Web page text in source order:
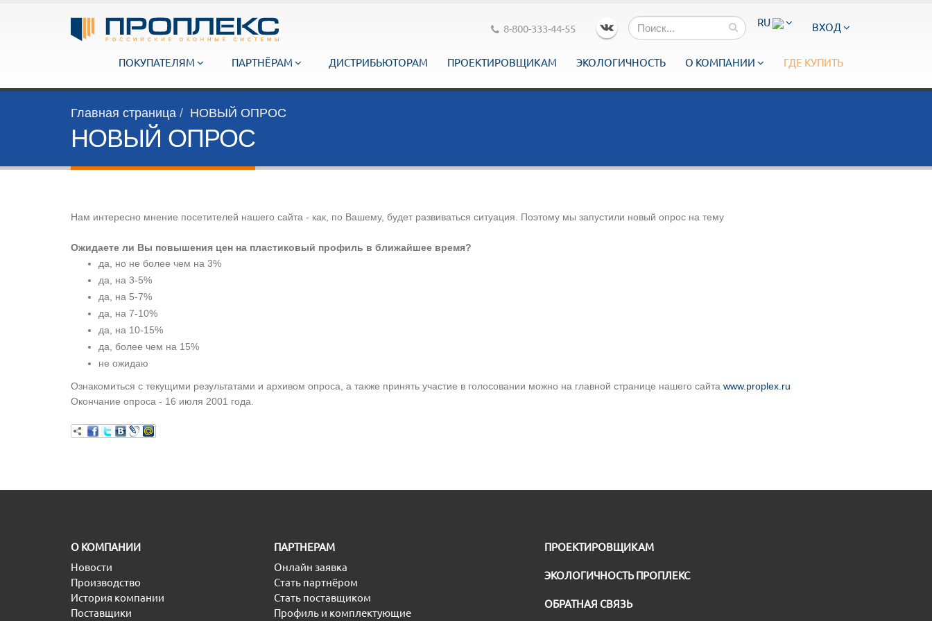
RU ВХОД
8-800-333-44-55
ПОКУПАТЕЛЯМ ПАРТНЁРАМ ДИСТРИБЬЮТОРАМ ПРОЕКТИРОВЩИКАМ ЭКОЛОГИЧНОСТЬ О КОМПАНИИ ГДЕ КУПИТЬ
Главная страница НОВЫЙ ОПРОС
НОВЫЙ ОПРОС
Нам интересно мнение посетителей нашего сайта - как, по Вашему, будет развиваться ситуация. Поэтому мы запустили новый опрос на тему
Ожидаете ли Вы повышения цен на пластиковый профиль в ближайшее время?
да, но не более чем на 3%
да, на 3-5%
да, на 5-7%
да, на 7-10%
да, на 10-15%
да, более чем на 15%
не ожидаю
Ознакомиться с текущими результатами и архивом опроса, а также принять участие в голосовании можно на главной странице нашего сайта www.proplex.ru
Окончание опроса - 16 июля 2001 года.
O КОМПАНИИ
Новости
Производство
История компании
Поставщики
ПАРТНЕРАМ
Онлайн заявка
Стать партнёром
Стать поставщиком
Профиль и комплектующие
ПРОЕКТИРОВЩИКАМ
ЭКОЛОГИЧНОСТЬ ПРОПЛЕКС
ОБРАТНАЯ СВЯЗЬ